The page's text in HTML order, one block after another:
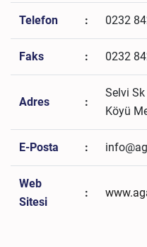
Telefon : 0232
Faks : 0232
Adres :
Selvi
Köyü
E-Posta :
Web
Sitesi
: